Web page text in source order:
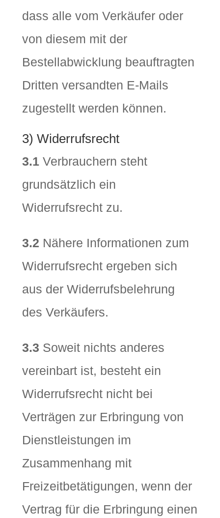
dass alle vom Verkäufer oder
von diesem mit der
Bestellabwicklung beauftragten
Dritten versandten E-Mails
zugestellt werden können.
3) Widerrufsrecht
3.1Verbrauchern steht
grundsätzlich ein
Widerrufsrecht zu.
3.2 Nähere Informationen zum
Widerrufsrecht ergeben sich
aus der Widerrufsbelehrung
des Verkäufers.
3.3 Soweit nichts anderes
vereinbart ist, besteht ein
Widerrufsrecht nicht bei
Verträgen zur Erbringung von
Dienstleistungen im
Zusammenhang mit
Freizeitbetätigungen, wenn der
Vertrag für die Erbringung einen